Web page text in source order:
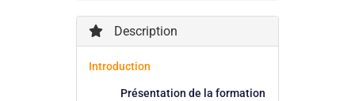
Description
Introduction
Présentation de la formation